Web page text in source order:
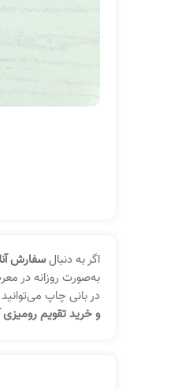
اگر به دنبالسفارش
به‌صورت روزانه در
در بانی چاپ
و خرید تقویم رومیزی